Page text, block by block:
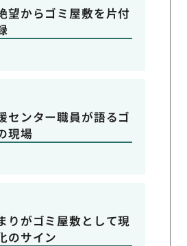
望からゴミ屋敷を片付
センター職員が語るゴ
現場
りがゴミ屋敷として現
のサイン